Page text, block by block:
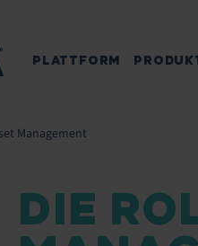
PLATTFORM
Management
DIE